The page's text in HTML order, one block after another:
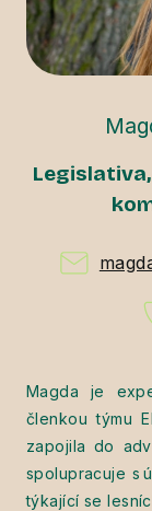
Magda je
členkou týmu
zapojila do
spolupracuje s
týkající se